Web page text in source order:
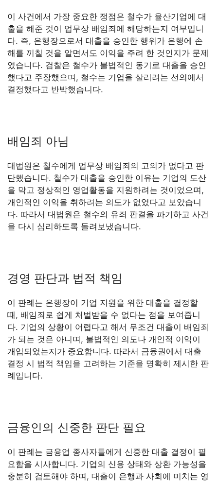
이 사건에서 가장 중요한 쟁점은 철수가 율산기업에 대
출을 해준 것이 업무상 배임죄에 해당하는지 여부입니
다. 즉, 은행장으로서 대출을 승인한 행위가 은행에 손
해를 끼칠 것을 알면서도 이익을 주려 한 것인지가 문제
였습니다. 검찰은 철수가 불법적인 동기로 대출을 승인
했다고 주장했으며, 철수는 기업을 살리려는 선의에서
결정했다고 반박했습니다.
배임죄 아님
대법원은 철수에게 업무상 배임죄의 고의가 없다고 판
단했습니다. 철수가 대출을 승인한 이유는 기업의 도산
을 막고 정상적인 영업활동을 지원하려는 것이었으며,
개인적인 이익을 취하려는 의도가 없었다고 보았습니
다. 따라서 대법원은 철수의 유죄 판결을 파기하고 사건
을 다시 심리하도록 돌려보냈습니다.
경영 판단과 법적 책임
이 판례는 은행장이 기업 지원을 위한 대출을 결정할
때, 배임죄로 쉽게 처벌받을 수 없다는 점을 보여줍니
다. 기업의 상황이 어렵다고 해서 무조건 대출이 배임죄
가 되는 것은 아니며, 불법적인 의도나 개인적 이익이
개입되었는지가 중요합니다. 따라서 금융권에서 대출
결정 시 법적 책임을 고려하는 기준을 명확히 제시한 판
례입니다.
금융인의 신중한 판단 필요
이 판례는 금융업 종사자들에게 신중한 대출 결정이 필
요함을 시사합니다. 기업의 신용 상태와 상환 가능성을
충분히 검토해야 하며, 대출이 은행과 사회에 미치는 영